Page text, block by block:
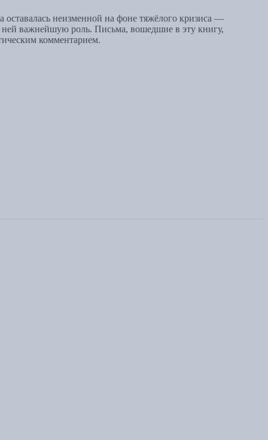
неизменной на фоне тяжёлого кризиса —
важнейшую роль. Письма, вошедшие в эту книгу,
комментарием.